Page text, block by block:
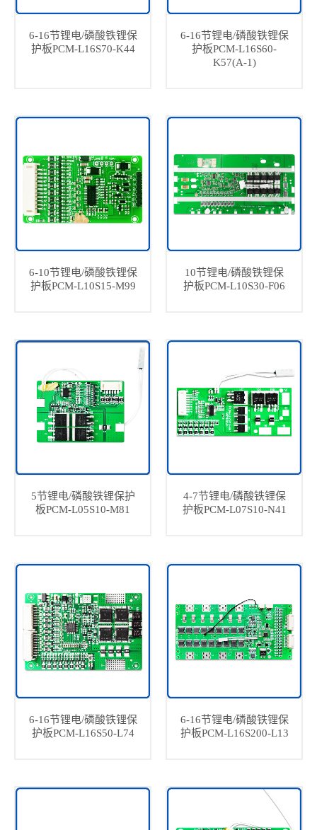
6-16节锂电/磷酸铁锂保
护板PCM-L16S70-K44
6-16节锂电/磷酸铁锂保
护板PCM-L16S60-
K57(A-1)
6-10节锂电/磷酸铁锂保
护板PCM-L10S15-M99
10节锂电/磷酸铁锂保
护板PCM-L10S30-F06
5节锂电/磷酸铁锂保护
板PCM-L05S10-M81
4-7节锂电/磷酸铁锂保
护板PCM-L07S10-N41
6-16节锂电/磷酸铁锂保
护板PCM-L16S50-L74
6-16节锂电/磷酸铁锂保
护板PCM-L16S200-L13